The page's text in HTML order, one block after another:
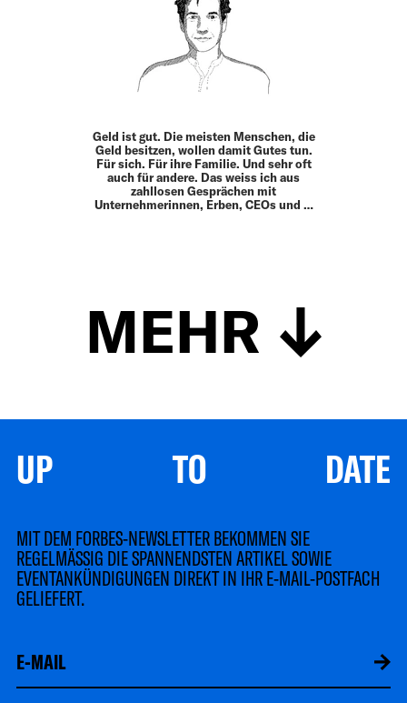
Geld ist gut. Die meisten Menschen, die
Geld besitzen, wollen damit Gutes tun.
Für sich. Für ihre Familie. Und sehr oft
auch für andere. Das weiss ich aus
zahllosen Gesprächen mit
Unternehmerinnen, Erben, CEOs und …
MEHR
UP TO DATE
MIT DEM FORBES-NEWSLETTER BEKOMMEN SIE
REGELMÄSSIG DIE SPANNENDSTEN ARTIKEL SOWIE
EVENTANKÜNDIGUNGEN DIREKT IN IHR E-MAIL-POSTFACH
GELIEFERT.